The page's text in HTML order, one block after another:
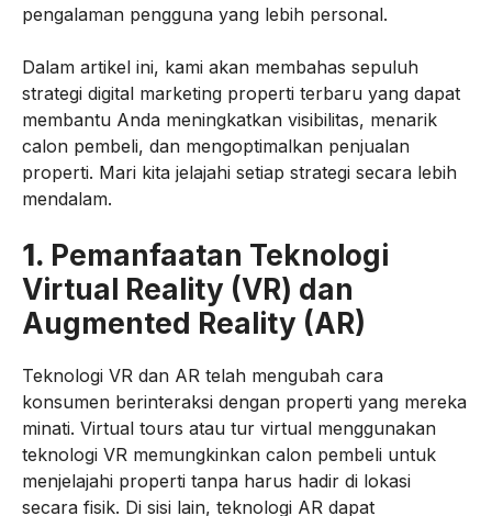
pengalaman pengguna yang lebih personal.
Dalam artikel ini, kami akan membahas sepuluh
strategi digital marketing properti terbaru yang dapat
membantu Anda meningkatkan visibilitas, menarik
calon pembeli, dan mengoptimalkan penjualan
properti. Mari kita jelajahi setiap strategi secara lebih
mendalam.
1. Pemanfaatan Teknologi
Virtual Reality (VR) dan
Augmented Reality (AR)
Teknologi VR dan AR telah mengubah cara
konsumen berinteraksi dengan properti yang mereka
minati. Virtual tours atau tur virtual menggunakan
teknologi VR memungkinkan calon pembeli untuk
menjelajahi properti tanpa harus hadir di lokasi
secara fisik. Di sisi lain, teknologi AR dapat